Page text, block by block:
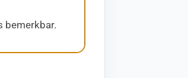
bemerkbar.